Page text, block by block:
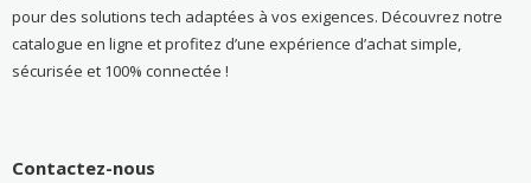
pour des solutions tech adaptées à vos exigences. Découvrez notre
catalogue en ligne et profitez d’une expérience d’achat simple,
sécurisée et 100% connectée !
Contactez-nous